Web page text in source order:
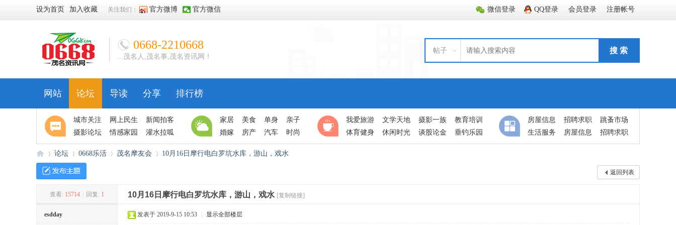
微信登录 QQ登录 会员登录 注册帐号
设为首页 加入收藏 关注我们： 官方微博 官方微信
0668-2210668
...茂名人,茂名事,茂名资讯网！
帖子 搜 索
网站 论坛 导读 分享 排行榜
城市关注 网上民生
新闻拍客
摄影论坛
情感家园 灌水拉呱
家居 美食 单身
亲子
婚嫁
房产 汽车 时尚
我爱旅游 文学天地 摄影一族
教育培训
体育健身
休闲时光 谈股论金 垂钓乐园
房屋信息 招聘求职
跳蚤市场
生活服务
房屋信息 招聘求职
论坛
›
0668乐活 茂名摩友会
›
10月16日摩行电白罗坑水库，游山，戏水
返回列表
查看: 15714 回复: 1 10月16日摩行电白罗坑水库，游山，戏水 [复制链接]
esdday 发表于 2019-9-15 10:53 显示全部楼层